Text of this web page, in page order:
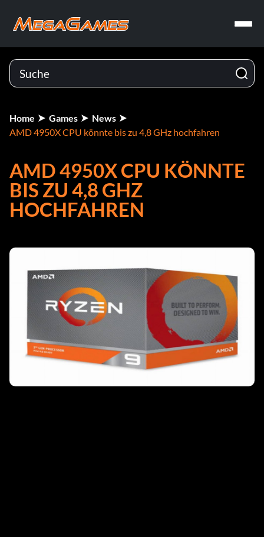
Home Games
News
AMD 4950X CPU könnte bis zu 4,8 GHz hochfahren
AMD 4950X CPU KÖNNTE
BIS ZU 4,8 GHZ
HOCHFAHREN